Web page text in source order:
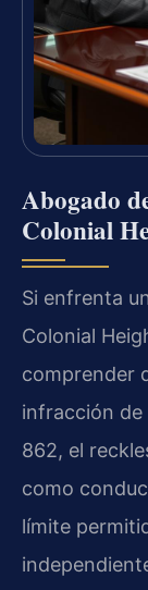
Abogado
Colonial
Si enfrenta
Colonial
comprender
infracción de
862, el
como
límite